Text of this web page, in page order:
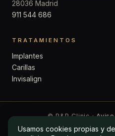
28036 Madrid
911 544 686
TRATAMIENTOS
Implantes
Carillas
Invisalign
© P&P Clinic ·
Usamos cookies propias y
Usamos cookies propias y